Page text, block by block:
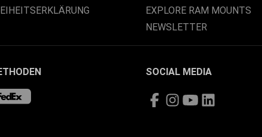
EXPLORE RAM MOUNTS
NEWSLETTER
SOCIAL MEDIA